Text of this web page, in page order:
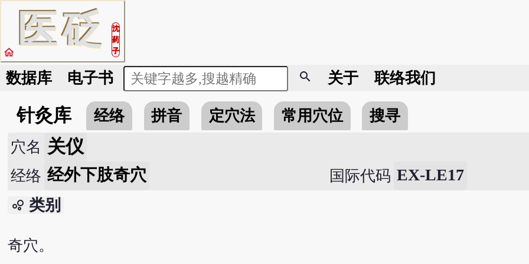
医砭
沈
药
子
home
数据库 电子书 search 关于 联络我们
针灸库 经络 拼音 定穴法 常用穴位 搜寻
穴名 关仪
经络 经外下肢奇穴 国际代码 EX-LE17
bubble_chart 类别
奇穴。